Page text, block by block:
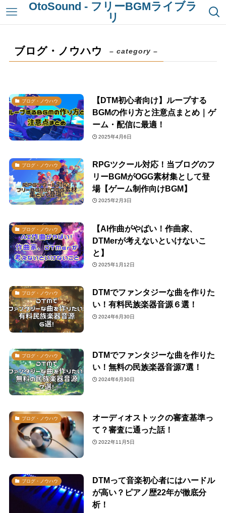
OtoSound - フリーBGMライブラ
リ
ブログ・ノウハウ – category –
ブログ・ノウハウ
【DTM初心者向け】ループする
BGMの作り方と注意点まとめ｜ゲ
ーム・配信に最適！
2025年4月6日
ブログ・ノウハウ
RPGツクール対応！当ブログのフ
リーBGMがOGG素材集として登
場【ゲーム制作向けBGM】
2025年2月3日
ブログ・ノウハウ
【AI作曲がやばい！作曲家、
DTMerが考えないといけないこ
と】
2025年1月12日
ブログ・ノウハウ
DTMでファンタジーな曲を作りた
い！有料民族楽器音源６選！
2024年6月30日
ブログ・ノウハウ
DTMでファンタジーな曲を作りた
い！無料の民族楽器音源7選！
2024年6月30日
ブログ・ノウハウ
オーディオストックの審査基準っ
て？審査に通った話！
2022年11月5日
ブログ・ノウハウ
DTMって音楽初心者にはハードル
が高い？ピアノ歴22年が徹底分
析！